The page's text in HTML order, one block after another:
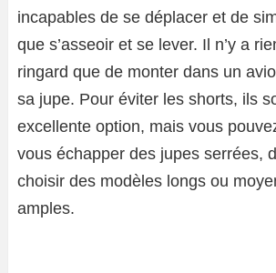
incapables de se déplacer et de
que s’asseoir et se lever. Il n’y a
ringard que de monter dans un
sa jupe. Pour éviter les shorts, ils
excellente option, mais vous
vous échapper des jupes serrées,
choisir des modèles longs ou
amples.